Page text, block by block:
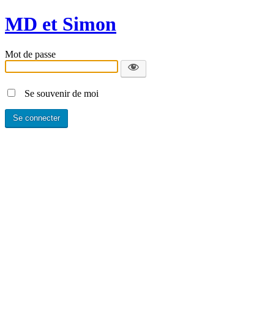
MD et Simon
Mot de passe
Se souvenir de moi